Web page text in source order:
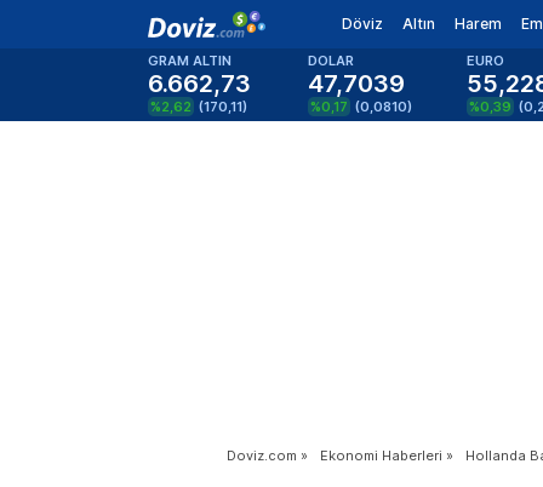
Döviz Altın Harem
GRAM ALTIN
6.662,73
%2,62 (170,11)
DOLAR
47,7039
%0,17 (0,0810)
EURO
%0,39 (
Doviz.com » Ekonomi Haberleri » Hollanda